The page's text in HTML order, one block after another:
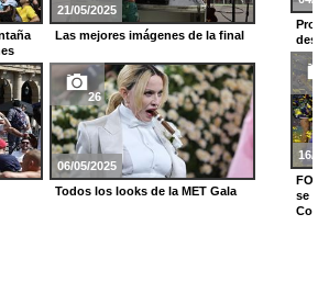
21/05/2025
Las mejores imágenes de la final
26
06/05/2025
Todos los looks de la MET Gala
16/
se